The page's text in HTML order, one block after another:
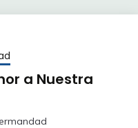
a Nuestra